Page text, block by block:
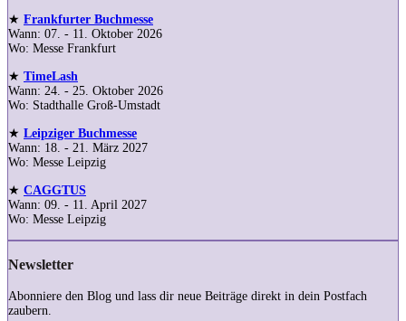
★ Frankfurter Buchmesse
Wann: 07. - 11. Oktober 2026
Wo: Messe Frankfurt
★ TimeLash
Wann: 24. - 25. Oktober 2026
Wo: Stadthalle Groß-Umstadt
★ Leipziger Buchmesse
Wann: 18. - 21. März 2027
Wo: Messe Leipzig
★ CAGGTUS
Wann: 09. - 11. April 2027
Wo: Messe Leipzig
Newsletter
Abonniere den Blog und lass dir neue Beiträge direkt in dein Postfach
zaubern.